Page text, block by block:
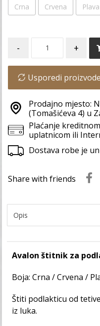
Crna Crvena Plava
- +
Usporedi proizvode
Prodajno mjesto:
(Tomašićeva 4) u
Plaćanje
uplatnicom ili
Dostava robe je
Avalon štitnik za
Boja: Crna / Crvena /
Štiti podlakticu od
iz luka.